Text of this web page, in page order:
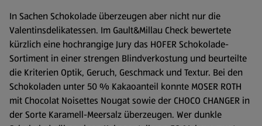
In Sachen Schokolade überzeugen aber nicht nur die
Valentinsdelikatessen. Im Gault&Millau Check bewertete
kürzlich eine hochrangige Jury das HOFER Schokolade-
Sortiment in einer strengen Blindverkostung und beurteilte
die Kriterien Optik, Geruch, Geschmack und Textur. Bei den
Schokoladen unter 50 % Kakaoanteil konnte MOSER ROTH
mit Chocolat Noisettes Nougat sowie der CHOCO CHANGER in
der Sorte Karamell-Meersalz überzeugen. Wer dunkle